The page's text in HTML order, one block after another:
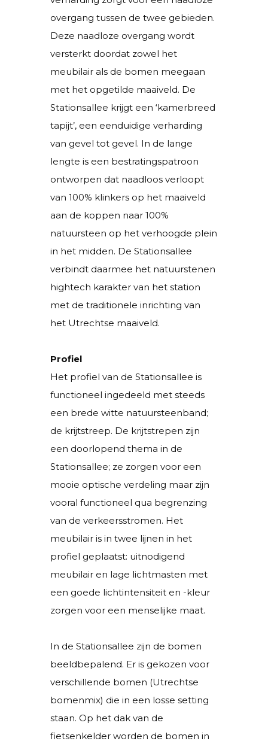
overgang tussen de twee gebieden.
Deze naadloze overgang wordt
versterkt doordat zowel het
meubilair als de bomen meegaan
met het opgetilde maaiveld. De
Stationsallee krijgt een ‘kamerbreed
tapijt’, een eenduidige verharding
van gevel tot gevel. In de lange
lengte is een bestratingspatroon
ontworpen dat naadloos verloopt
van 100% klinkers op het maaiveld
aan de koppen naar 100%
natuursteen op het verhoogde plein
in het midden. De Stationsallee
verbindt daarmee het natuurstenen
hightech karakter van het station
met de traditionele inrichting van
het Utrechtse maaiveld.
Profiel
Het profiel van de Stationsallee is
functioneel ingedeeld met steeds
een brede witte natuursteenband;
de krijtstreep. De krijtstrepen zijn
een doorlopend thema in de
Stationsallee; ze zorgen voor een
mooie optische verdeling maar zijn
vooral functioneel qua begrenzing
van de verkeersstromen. Het
meubilair is in twee lijnen in het
profiel geplaatst: uitnodigend
meubilair en lage lichtmasten met
een goede lichtintensiteit en -kleur
zorgen voor een menselijke maat.
In de Stationsallee zijn de bomen
beeldbepalend. Er is gekozen voor
verschillende bomen (Utrechtse
bomenmix) die in een losse setting
staan. Op het dak van de
fietsenkelder worden de bomen in